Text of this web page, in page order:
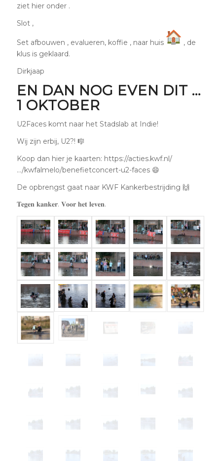
ziet hier onder .
Slot ,
Set afbouwen , evalueren, koffie , naar huis
, de
klus is geklaard.
Dirkjaap
EN DAN NOG EVEN DIT …
1 OKTOBER
U2Faces komt naar het Stadslab at Indie!
Wij zijn erbij, U2?! 🎼
Koop dan hier je kaarten: https://acties.kwf.nl/
…/kwfalmelo/benefietconcert-u2-faces 😄
De opbrengst gaat naar KWF Kankerbestrijding 🙌
𝐓𝐞𝐠𝐞𝐧 𝐤𝐚𝐧𝐤𝐞𝐫. 𝐕𝐨𝐨𝐫 𝐡𝐞𝐭 𝐥𝐞𝐯𝐞𝐧.